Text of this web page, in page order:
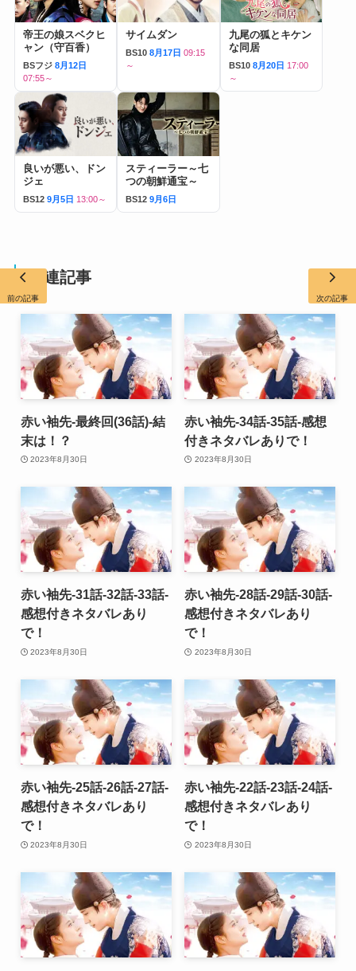
帝王の娘スベクヒ
ャン（守百香）
BSフジ 8月12日
07:55～
サイムダン
BS10 8月17日 09:15
～
九尾の狐とキケン
な同居
BS10 8月20日 17:00
～
良いが悪い、ドン
ジェ
BS12 9月5日 13:00～
スティーラー～七
つの朝鮮通宝～
BS12 9月6日
関連記事
赤い袖先-最終回(36話)-結
末は！？
2023年8月30日
赤い袖先-34話-35話-感想
付きネタバレありで！
2023年8月30日
赤い袖先-31話-32話-33話-
感想付きネタバレあり
で！
2023年8月30日
赤い袖先-28話-29話-30話-
感想付きネタバレあり
で！
2023年8月30日
赤い袖先-25話-26話-27話-
感想付きネタバレあり
で！
2023年8月30日
赤い袖先-22話-23話-24話-
感想付きネタバレあり
で！
2023年8月30日
前の記事 次の記事